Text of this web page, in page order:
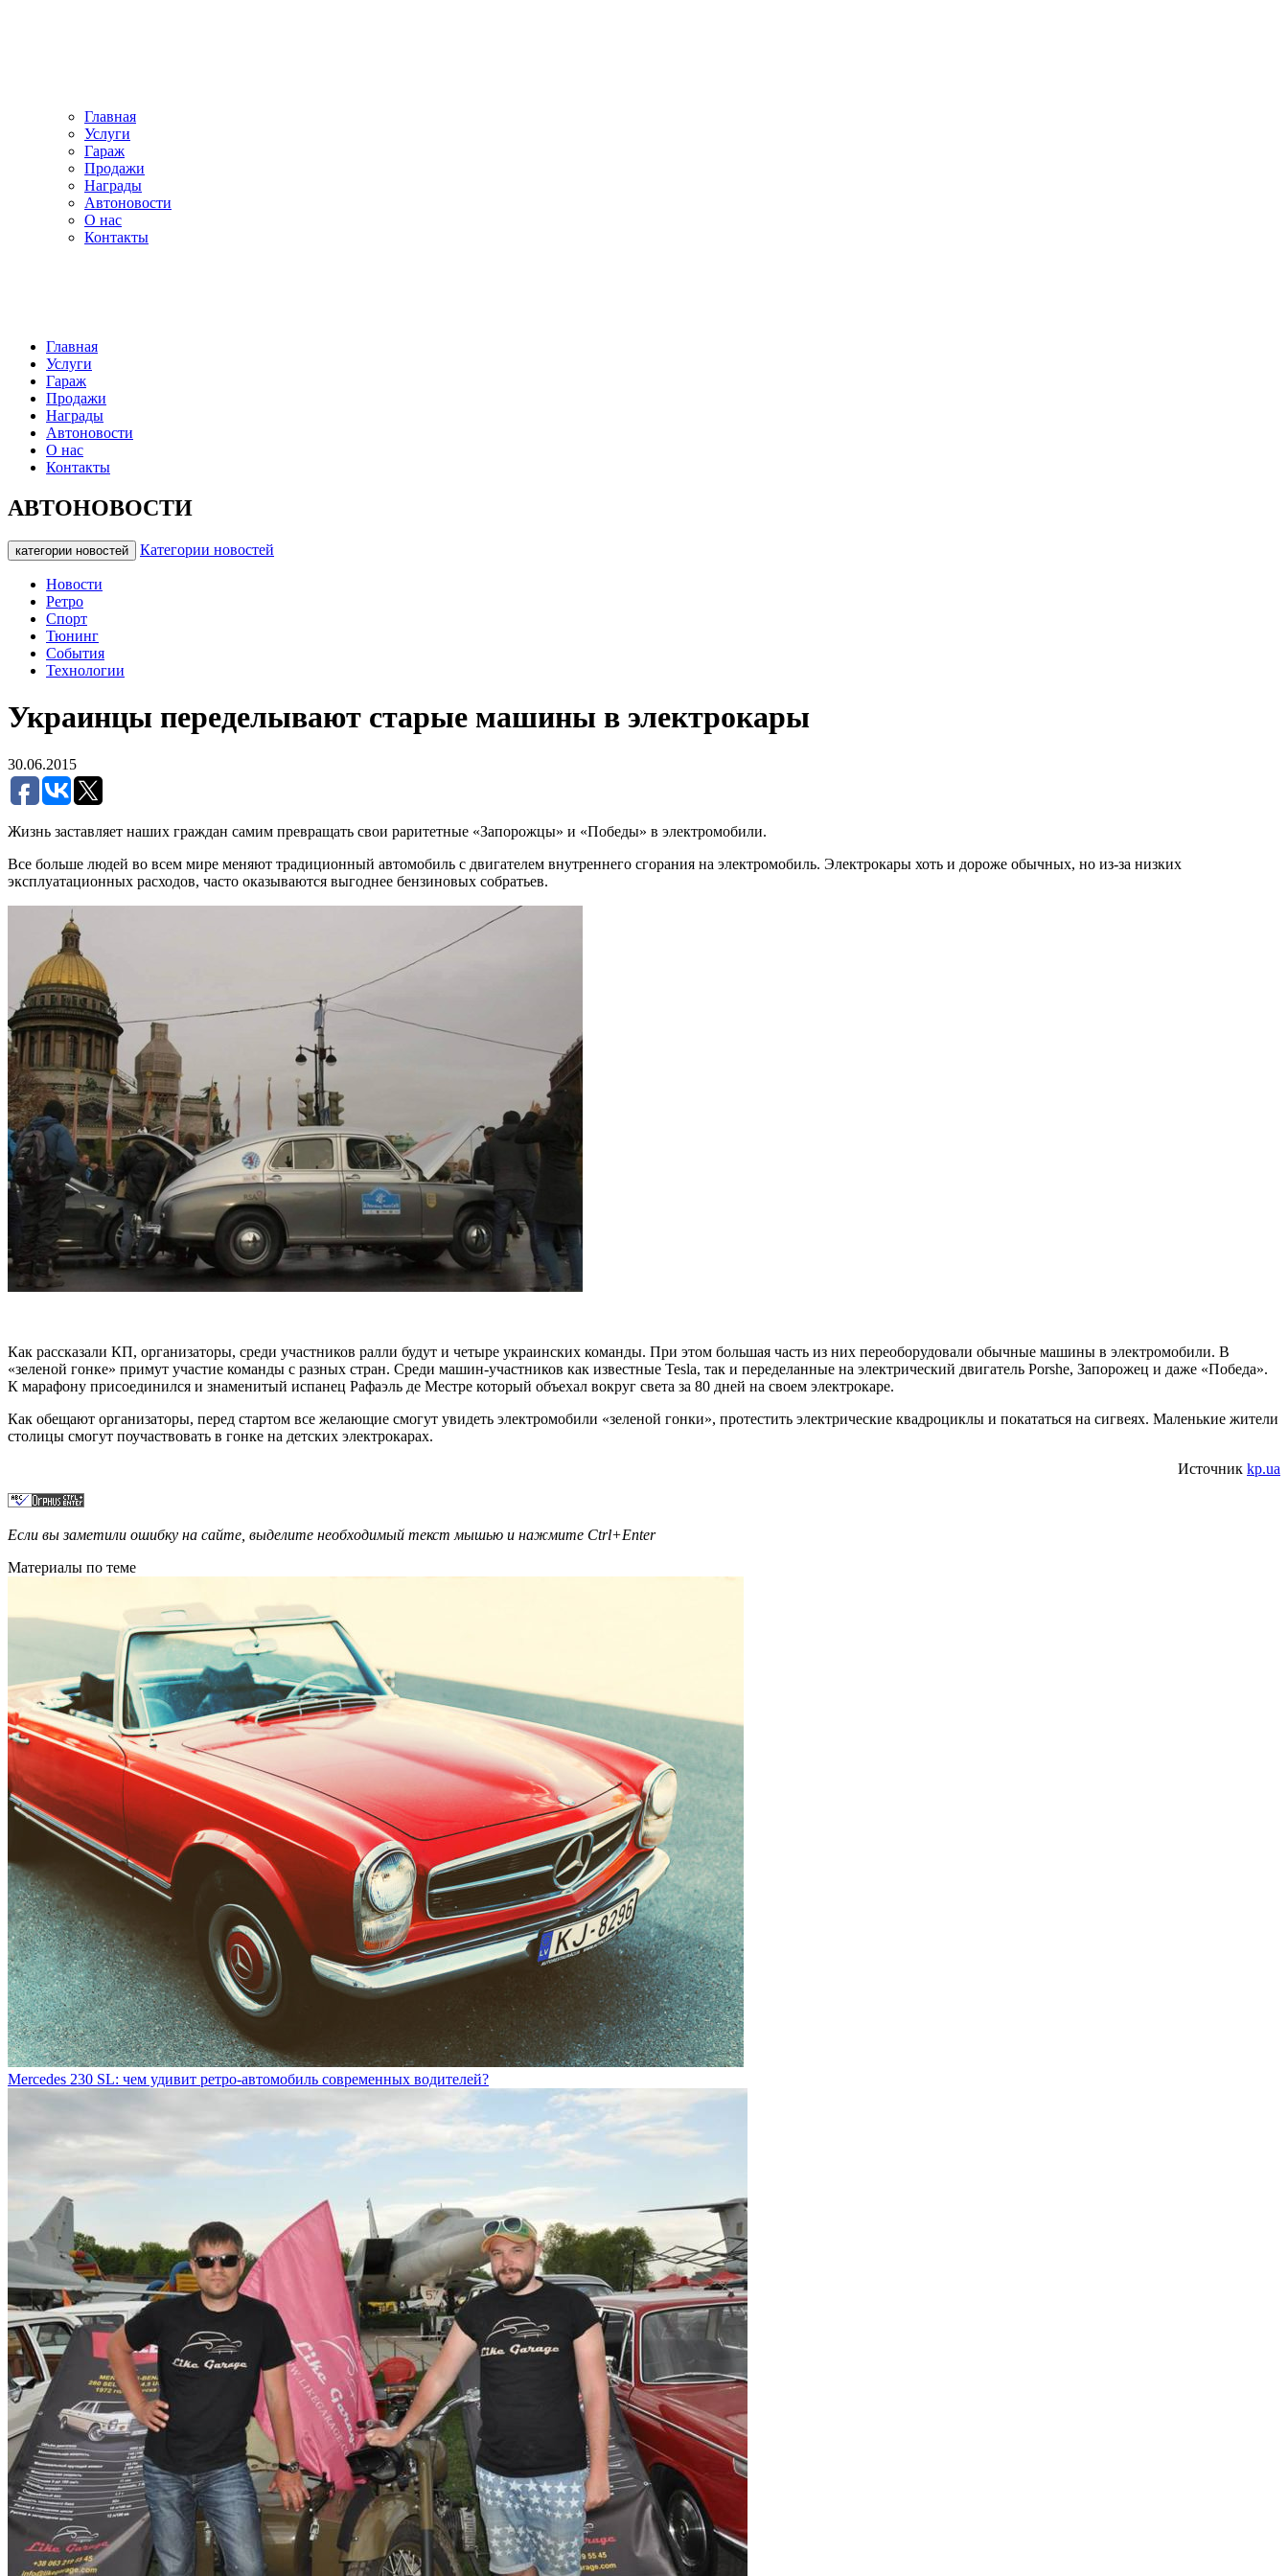
Главная
Услуги
Гараж
Продажи
Награды
Автоновости
О нас
Контакты
Главная
Услуги
Гараж
Продажи
Награды
Автоновости
О нас
Контакты
АВТОНОВОСТИ
категории новостей Категории новостей
Новости
Ретро
Спорт
Тюнинг
События
Технологии
Украинцы переделывают старые машины в электрокары
30.06.2015
Жизнь заставляет наших граждан самим превращать свои раритетные «Запорожцы» и «Победы» в электромобили.
Все больше людей во всем мире меняют традиционный автомобиль с двигателем внутреннего сгорания на электромобиль. Электрокары хоть и дороже обычных, но из-за низких
эксплуатационных расходов, часто оказываются выгоднее бензиновых собратьев.
Как рассказали КП, организаторы, среди участников ралли будут и четыре украинских команды. При этом большая часть из них переоборудовали обычные машины в электромобили. В
«зеленой гонке» примут участие команды с разных стран. Среди машин-участников как известные Tesla, так и переделанные на электрический двигатель Porshe, Запорожец и даже «Победа».
К марафону присоединился и знаменитый испанец Рафаэль де Местре который объехал вокруг света за 80 дней на своем электрокаре.
Как обещают организаторы, перед стартом все желающие смогут увидеть электромобили «зеленой гонки», протестить электрические квадроциклы и покататься на сигвеях. Маленькие жители
столицы смогут поучаствовать в гонке на детских электрокарах.
Источник kp.ua
Если вы заметили ошибку на сайте, выделите необходимый текст мышью и нажмите Ctrl+Enter
Материалы по теме
Mercedes 230 SL: чем удивит ретро-автомобиль современных водителей?